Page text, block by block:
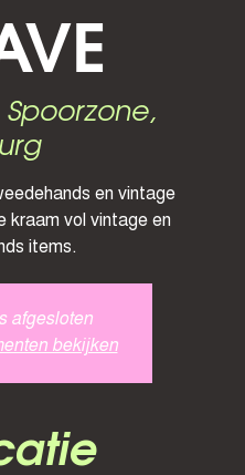
Spoorzone,
en vintage
kraam vol vintage en
items.
afgesloten
bekijken